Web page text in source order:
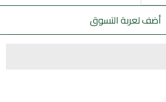
أضف لعربة التسوق